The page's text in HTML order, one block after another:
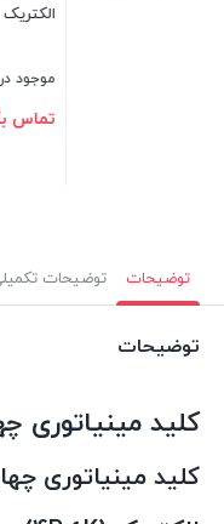
توضیحات توضیحات
توضیحات
کلید مینیاتوری چهار پل 20 آمپر
کلید مینیاتوری